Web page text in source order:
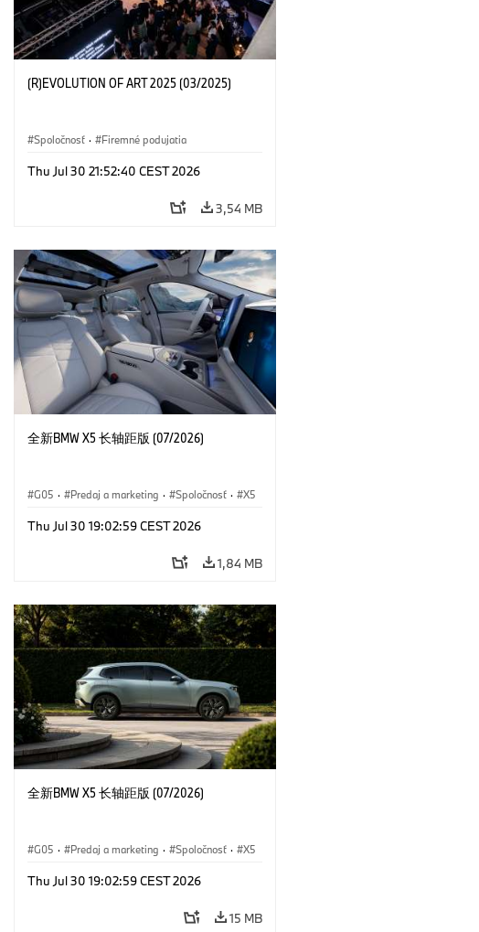
(R)EVOLUTION OF ART 2025 (03/2025)
Spoločnosť · Firemné podujatia
Thu Jul 30 21:52:40 CEST 2026
3,54 MB
全新BMW X5 长轴距版 (07/2026)
G05 · Predaj a marketing · Spoločnosť · X5
Thu Jul 30 19:02:59 CEST 2026
1,84 MB
全新BMW X5 长轴距版 (07/2026)
G05 · Predaj a marketing · Spoločnosť · X5
Thu Jul 30 19:02:59 CEST 2026
15 MB